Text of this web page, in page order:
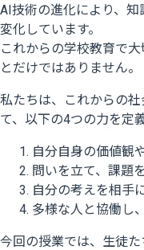
AI技術の進化により、
変化しています。
これからの学校教育で
とだけではありません。
私たちは、これからの
て、以下の4つの力を定
自分自身の価値観
問いを立て、課題
自分の考えを相手
多様な人と協働し
今回の授業では、生徒